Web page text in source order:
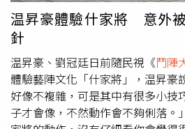
一樣。」雖然很尊重孩子哭鬧情緒
刷牙講不聽，她就會「士官長」上
忍不住時就會從我丹田跑出一些命
演課受益良多。（圖／黃耀徵攝）
不溝通，但上完課她更懂得表達心
口說出「他X的」，當下夫妻倆都
也會影響我，滿有趣的」。但她坦
温昇豪體驗什家將 意外
針
温昇豪、劉冠廷日前隨民視《鬥陣
體驗藝陣文化「什家將」，温昇豪
好像不複雜，可是其中有很多小技
子才會像，不然動作會不夠俐落。